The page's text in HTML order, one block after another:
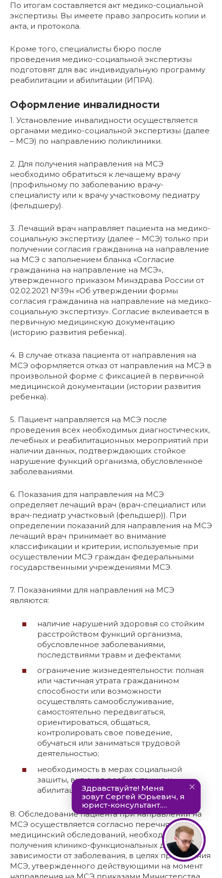
По итогам составляется акт медико-социальной
экспертизы. Вы имеете право запросить копии и
акта, и протокола.
Кроме того, специалисты бюро после
проведения медико-социальной экспертизы
подготовят для вас индивидуальную программу
реабилитации и абилитации (ИПРА).
Оформление инвалидности
1. Установление инвалидности осуществляется
органами медико-социальной экспертизы (далее
– МСЭ) по направлению поликлиники.
2. Для получения направления на МСЭ
необходимо обратиться к лечащему врачу
(профильному по заболеванию врачу-
специалисту или к врачу участковому педиатру
(фельдшеру).
3. Лечащий врач направляет пациента на медико-
социальную экспертизу (далее – МСЭ) только при
получении согласия гражданина на направление
на МСЭ с заполнением бланка «Согласие
гражданина на направление на МСЭ»,
утвержденного приказом Минздрава России от
02.02.2021 №39н «Об утверждении формы
согласия гражданина на направление на медико-
социальную экспертизу». Согласие вклеивается в
первичную медицинскую документацию
(историю развития ребенка).
4. В случае отказа пациента от направления на
МСЭ оформляется отказ от направления на МСЭ в
произвольной форме с фиксацией в первичной
медицинской документации (истории развития
ребенка).
5. Пациент направляется на МСЭ после
проведения всех необходимых диагностических,
лечебных и реабилитационных мероприятий при
наличии данных, подтверждающих стойкое
нарушение функций организма, обусловленное
заболеваниями.
6. Показания для направления на МСЭ
определяет лечащий врач (врач-специалист или
врач-педиатр участковый (фельдшер)). При
определении показаний для направления на МСЭ
лечащий врач принимает во внимание
классификации и критерии, используемые при
осуществлении МСЭ граждан федеральными
государственными учреждениями МСЭ.
7. Показаниями для направления на МСЭ
являются:
наличие нарушений здоровья со стойким
расстройством функций организма,
обусловленное заболеваниями,
последствиями травм и дефектами;
ограничение жизнедеятельности: полная
или частичная утрата гражданином
способности или возможности
осуществлять самообслуживание,
самостоятельно передвигаться,
ориентироваться, общаться,
контролировать свое поведение,
обучаться или заниматься трудовой
деятельностью;
необходимость в мерах социальной
зашиты, включая реабилитацию и
абилитацию.
8. Обследование пациента при направлении на
МСЭ осуществляется согласно перечня
медицинский обследований, необходимых для
получения клинико-функциональных данных в
зависимости от заболевания, в целях проведения
МСЭ, утвержденного действующими на момент
направления на МСЭ приказами Министерства